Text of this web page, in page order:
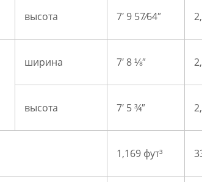
высота 7′ 9 57⁄64″
ширина 7′ 8 ⅛″
высота 7′ 5 ¾″
1,169 фут³